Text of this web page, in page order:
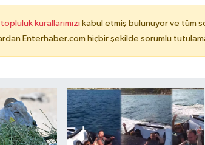
topluluk kurallarımızı kabul etmiş bulunuyor ve tüm
Enterhaber.com hiçbir şekilde sorumlu